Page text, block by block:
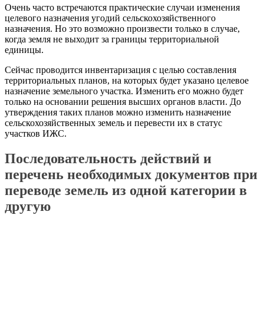
Очень часто встречаются практические случаи изменения
целевого назначения угодий сельскохозяйственного
назначения. Но это возможно произвести только в случае,
когда земля не выходит за границы территориальной
единицы.
Сейчас проводится инвентаризация с целью составления
территориальных планов, на которых будет указано целевое
назначение земельного участка. Изменить его можно будет
только на основании решения высших органов власти. До
утверждения таких планов можно изменить назначение
сельскохозяйственных земель и перевести их в статус
участков ИЖС.
Последовательность действий и
перечень необходимых документов при
переводе земель из одной категории в
другую